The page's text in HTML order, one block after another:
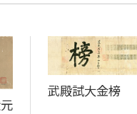
武殿試大金榜